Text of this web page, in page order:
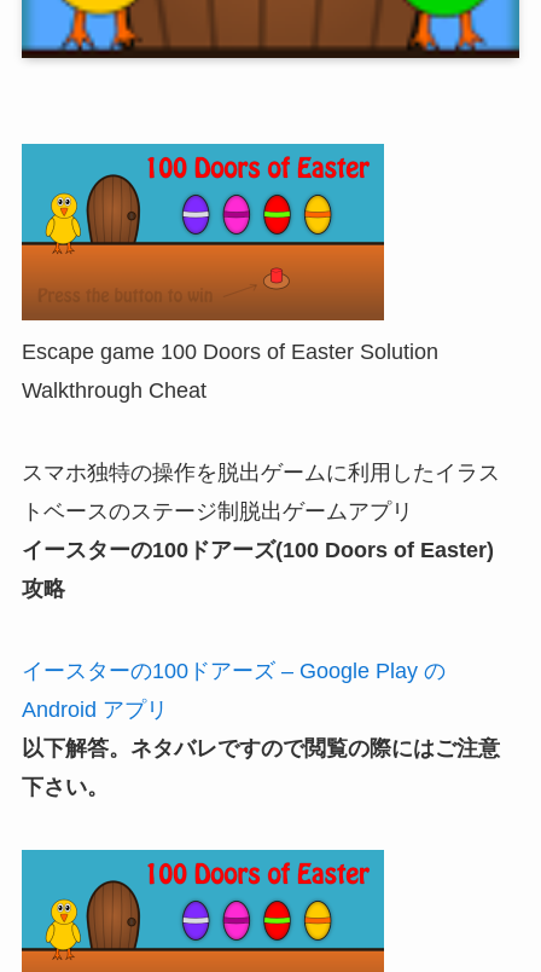
Escape game 100 Doors of Easter Solution
Walkthrough Cheat
スマホ独特の操作を脱出ゲームに利用したイラス
トベースのステージ制脱出ゲームアプリ
イースターの100ドアーズ(100 Doors of Easter)
攻略
イースターの100ドアーズ – Google Play の
Android アプリ
以下解答。ネタバレですので閲覧の際にはご注意
下さい。